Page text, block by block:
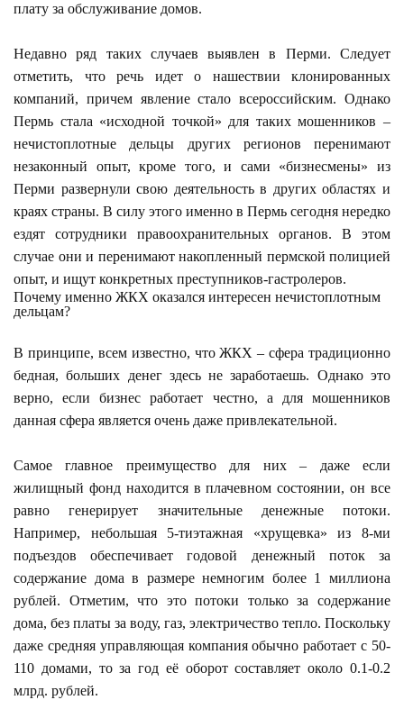
плату за обслуживание домов.
Недавно ряд таких случаев выявлен в Перми. Следует
отметить, что речь идет о нашествии клонированных
компаний, причем явление стало всероссийским. Однако
Пермь стала «исходной точкой» для таких мошенников –
нечистоплотные дельцы других регионов перенимают
незаконный опыт, кроме того, и сами «бизнесмены» из
Перми развернули свою деятельность в других областях и
краях страны. В силу этого именно в Пермь сегодня нередко
ездят сотрудники правоохранительных органов. В этом
случае они и перенимают накопленный пермской полицией
опыт, и ищут конкретных преступников-гастролеров.
Почему именно ЖКХ оказался интересен нечистоплотным
дельцам?
В принципе, всем известно, что ЖКХ – сфера традиционно
бедная, больших денег здесь не заработаешь. Однако это
верно, если бизнес работает честно, а для мошенников
данная сфера является очень даже привлекательной.
Самое главное преимущество для них – даже если
жилищный фонд находится в плачевном состоянии, он все
равно генерирует значительные денежные потоки.
Например, небольшая 5-тиэтажная «хрущевка» из 8-ми
подъездов обеспечивает годовой денежный поток за
содержание дома в размере немногим более 1 миллиона
рублей. Отметим, что это потоки только за содержание
дома, без платы за воду, газ, электричество тепло. Поскольку
даже средняя управляющая компания обычно работает с 50-
110 домами, то за год её оборот составляет около 0.1-0.2
млрд. рублей.